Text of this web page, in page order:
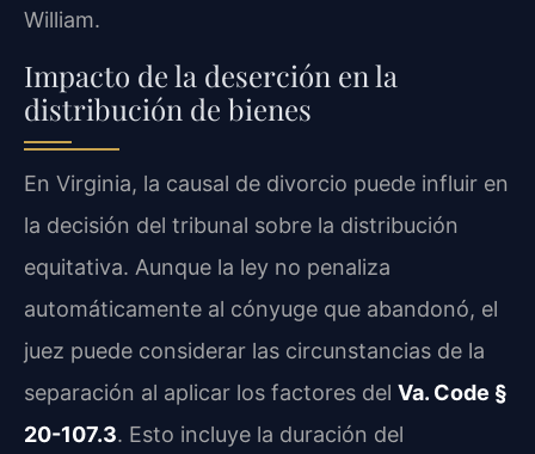
William.
Impacto de la deserción en la
distribución de bienes
En Virginia, la causal de divorcio puede influir en
la decisión del tribunal sobre la distribución
equitativa. Aunque la ley no penaliza
automáticamente al cónyuge que abandonó, el
juez puede considerar las circunstancias de la
separación al aplicar los factores del Va. Code §
20-107.3. Esto incluye la duración del